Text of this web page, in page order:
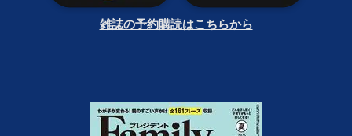
雑誌の予約購読はこちらから